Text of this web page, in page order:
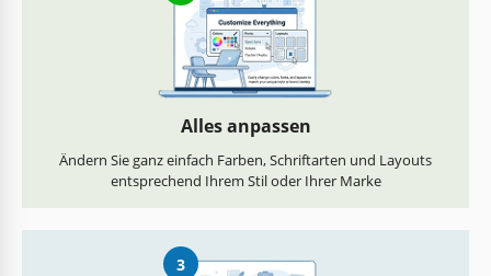
Alles anpassen
Ändern Sie ganz einfach Farben, Schriftarten und Layouts
entsprechend Ihrem Stil oder Ihrer Marke
3